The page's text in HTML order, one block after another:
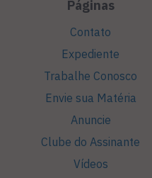
Páginas
Contato
Expediente
Trabalhe Conosco
Envie sua Matéria
Anuncie
Clube do Assinante
Vídeos